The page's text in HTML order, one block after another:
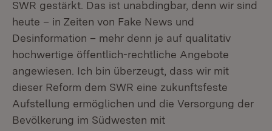
SWR gestärkt. Das ist unabdingbar, denn wir sind
heute – in Zeiten von Fake News und
Desinformation – mehr denn je auf qualitativ
hochwertige öffentlich-rechtliche Angebote
angewiesen. Ich bin überzeugt, dass wir mit
dieser Reform dem SWR eine zukunftsfeste
Aufstellung ermöglichen und die Versorgung der
Bevölkerung im Südwesten mit